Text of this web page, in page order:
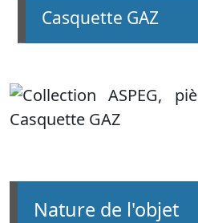
Casquette GAZ
nature de l'objet